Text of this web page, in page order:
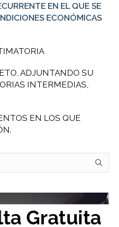
EN EL QUE SE
ECONÓMICAS
ADJUNTANDO SU
INTERMEDIAS,
EN LOS QUE